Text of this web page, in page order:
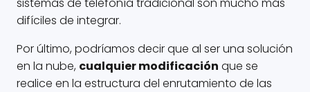
difíciles de integrar.
Por último, podríamos decir que al ser una solución
en la nube, cualquier modificación que se
realice en la estructura del enrutamiento de las